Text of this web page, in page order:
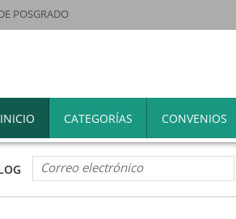
POSGRADO
INICIO CATEGORÍAS CONVENIOS
Dirección
de
correo